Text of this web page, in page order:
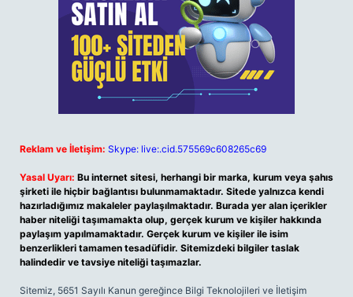
Reklam ve İletişim: Skype: live:.cid.575569c608265c69
Yasal Uyarı: Bu internet sitesi, herhangi bir marka, kurum veya şahıs
şirketi ile hiçbir bağlantısı bulunmamaktadır. Sitede yalnızca kendi
hazırladığımız makaleler paylaşılmaktadır. Burada yer alan içerikler
haber niteliği taşımamakta olup, gerçek kurum ve kişiler hakkında
paylaşım yapılmamaktadır. Gerçek kurum ve kişiler ile isim
benzerlikleri tamamen tesadüfidir. Sitemizdeki bilgiler taslak
halindedir ve tavsiye niteliği taşımazlar.
Sitemiz, 5651 Sayılı Kanun gereğince Bilgi Teknolojileri ve İletişim